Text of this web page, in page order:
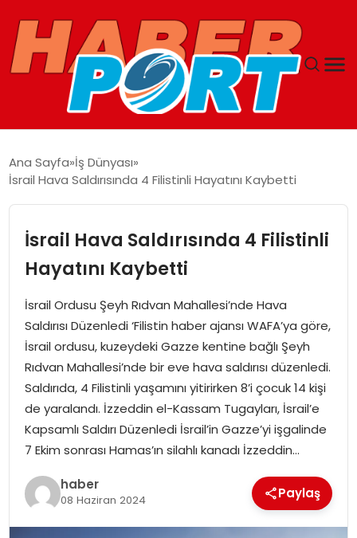
YAŞAM
SAĞLIK
EĞITIM
OTOMOBIL
Ana Sayfa İş Dünyası
İsrail Hava Saldırısında 4 Filistinli Hayatını Kaybetti
İsrail Hava Saldırısında 4 Filistinli
Hayatını Kaybetti
İsrail Ordusu Şeyh Rıdvan Mahallesi’nde Hava
Saldırısı Düzenledi ‘Filistin haber ajansı WAFA’ya göre,
İsrail ordusu, kuzeydeki Gazze kentine bağlı Şeyh
Rıdvan Mahallesi’nde bir eve hava saldırısı düzenledi.
Saldırıda, 4 Filistinli yaşamını yitirirken 8’i çocuk 14 kişi
de yaralandı. İzzeddin el-Kassam Tugayları, İsrail’e
Kapsamlı Saldırı Düzenledi İsrail’in Gazze’yi işgalinde
7 Ekim sonrası Hamas’ın silahlı kanadı İzzeddin…
haber
08 Haziran 2024 Paylaş